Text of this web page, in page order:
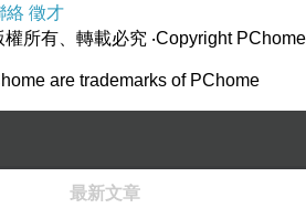
絡 徵才
權所有、轉載必究 ‧Copyright PChome
are trademarks of PChome
最新文章